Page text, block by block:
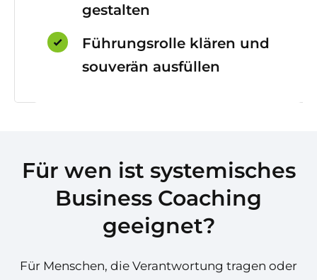
gestalten
Führungsrolle klären und
souverän ausfüllen
Für wen ist systemisches
Business Coaching
geeignet?
Für Menschen, die Verantwortung tragen oder